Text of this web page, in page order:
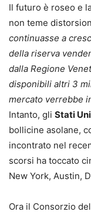
Il futuro è roseo e
non teme
continuasse a
della riserva
dalla Regione
disponibili altri 3
mercato verrebbe
Intanto, gli Stati
bollicine asolane,
incontrato nel
scorsi ha toccato
New York, Austin,
Ora il Consorzio